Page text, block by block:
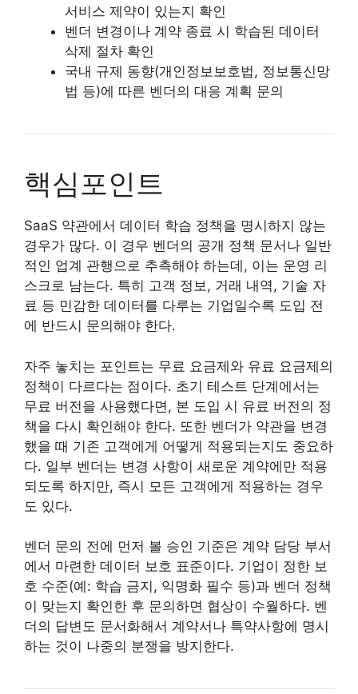
서비스 제약이 있는지 확인
벤더 변경이나 계약 종료 시 학습된 데이터
삭제 절차 확인
국내 규제 동향(개인정보보호법, 정보통신망
법 등)에 따른 벤더의 대응 계획 문의
핵심포인트
SaaS 약관에서 데이터 학습 정책을 명시하지 않는
경우가 많다. 이 경우 벤더의 공개 정책 문서나 일반
적인 업계 관행으로 추측해야 하는데, 이는 운영 리
스크로 남는다. 특히 고객 정보, 거래 내역, 기술 자
료 등 민감한 데이터를 다루는 기업일수록 도입 전
에 반드시 문의해야 한다.
자주 놓치는 포인트는 무료 요금제와 유료 요금제의
정책이 다르다는 점이다. 초기 테스트 단계에서는
무료 버전을 사용했다면, 본 도입 시 유료 버전의 정
책을 다시 확인해야 한다. 또한 벤더가 약관을 변경
했을 때 기존 고객에게 어떻게 적용되는지도 중요하
다. 일부 벤더는 변경 사항이 새로운 계약에만 적용
되도록 하지만, 즉시 모든 고객에게 적용하는 경우
도 있다.
벤더 문의 전에 먼저 볼 승인 기준은 계약 담당 부서
에서 마련한 데이터 보호 표준이다. 기업이 정한 보
호 수준(예: 학습 금지, 익명화 필수 등)과 벤더 정책
이 맞는지 확인한 후 문의하면 협상이 수월하다. 벤
더의 답변도 문서화해서 계약서나 특약사항에 명시
하는 것이 나중의 분쟁을 방지한다.